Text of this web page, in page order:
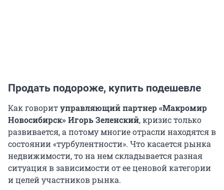
Продать подороже, купить подешевле
Как говоритуправляющий партнер «Макромир
Новосибирск» Игорь Зеленский, кризис только
развивается, а потому многие отрасли находятся в
состоянии «турбулентности». Что касается рынка
недвижимости, то на нем складывается разная
ситуация в зависимости от ее ценовой категории
и целей участников рынка.